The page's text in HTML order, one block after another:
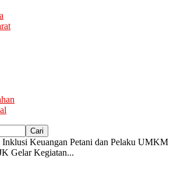
Inklusi Keuangan Petani dan Pelaku UMKM
Gelar Kegiatan...